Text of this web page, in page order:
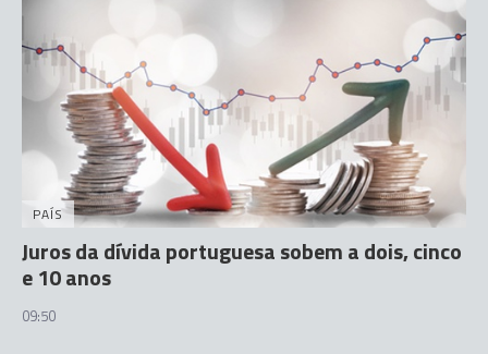
PAÍS
Juros da dívida portuguesa sobem a dois, cinco
e 10 anos
09:50